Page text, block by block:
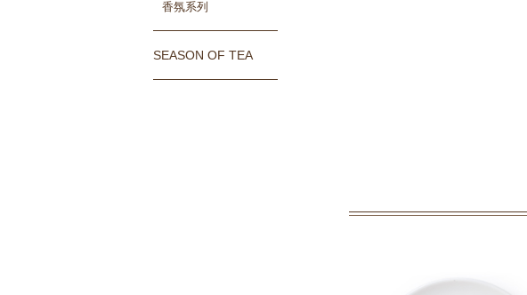
香氛系列
SEASON OF TEA